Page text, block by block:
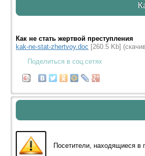
Как не стать жертвой преступления
kak-ne-stat-zhertvoy.doc [260.5 Kb]
Поделиться в соц.сетях
Посетители, находящиеся в